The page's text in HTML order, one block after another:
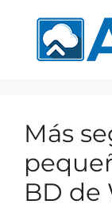
Más
BD de